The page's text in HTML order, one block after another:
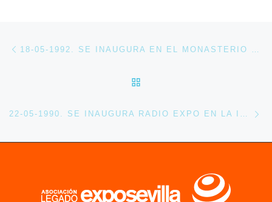
Navegación de entradas
22-05-1990. SE INAUGURA RADIO EXPO EN LA ISLA DE LA CARTUJA